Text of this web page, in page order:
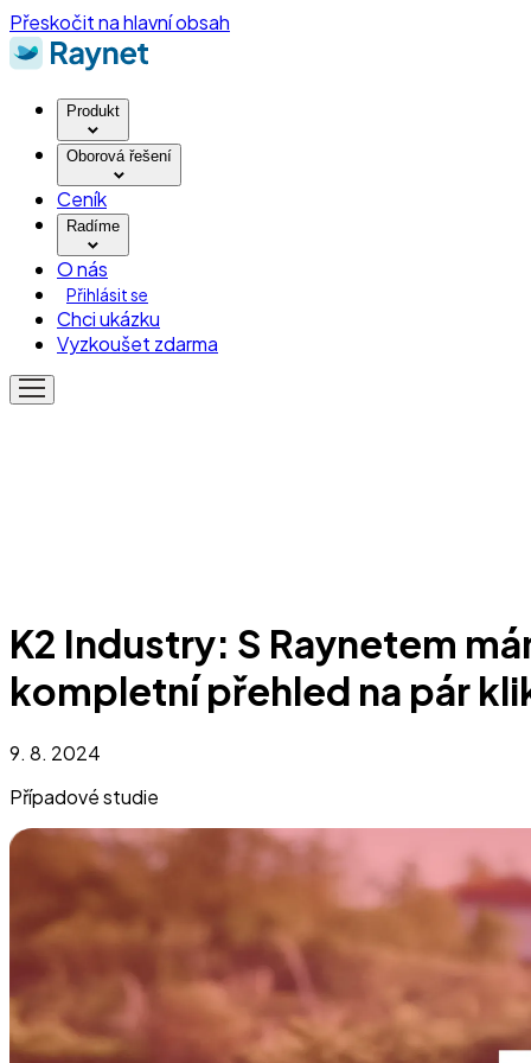
Přeskočit na hlavní obsah
Produkt
Oborová řešení
Ceník
Radíme
O nás
Přihlásit se
Chci ukázku
Vyzkoušet zdarma
K2 Industry: S Raynetem
kompletní přehled na pár
9. 8. 2024
Případové studie